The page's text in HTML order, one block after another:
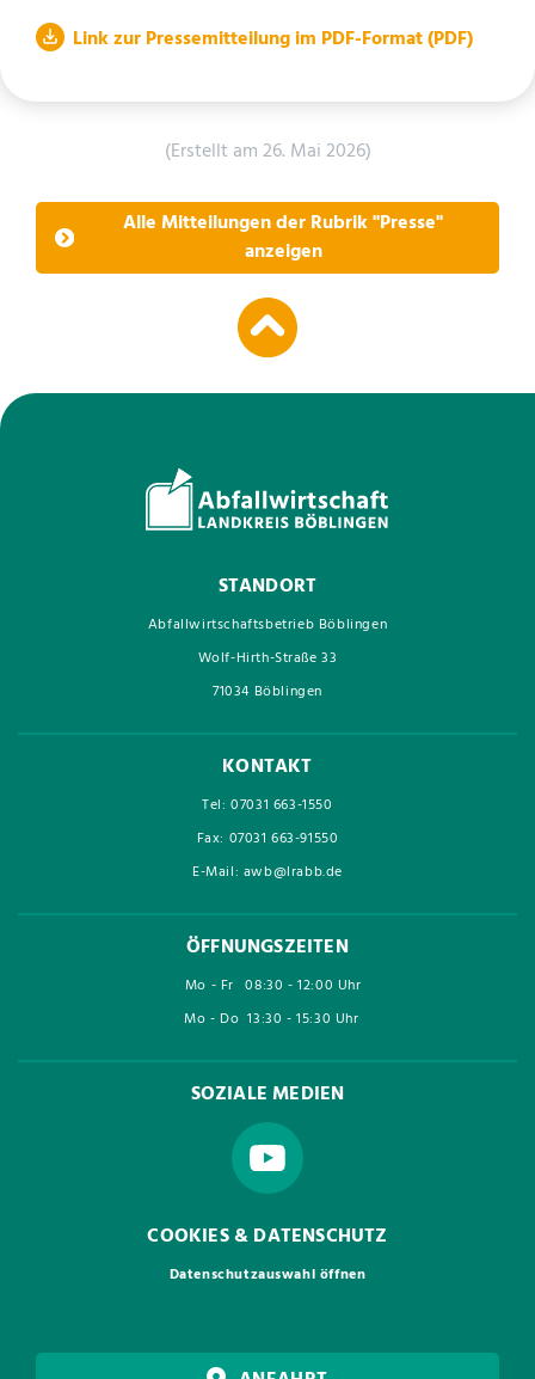
Link zur Pressemitteilung im PDF-Format(PDF)
(Erstellt am 26. Mai 2026)
Alle Mitteilungen der Rubrik "Presse"
anzeigen
STANDORT
Abfallwirtschaftsbetrieb Böblingen
Wolf-Hirth-Straße 33
71034 Böblingen
KONTAKT
Tel: 07031 663-1550
Fax: 07031 663-91550
E-Mail: awb@lrabb.de
ÖFFNUNGSZEITEN
Mo - Fr 08:30 - 12:00 Uhr
Mo - Do 13:30 - 15:30 Uhr
SOZIALE MEDIEN
COOKIES & DATENSCHUTZ
Datenschutzauswahl öffnen